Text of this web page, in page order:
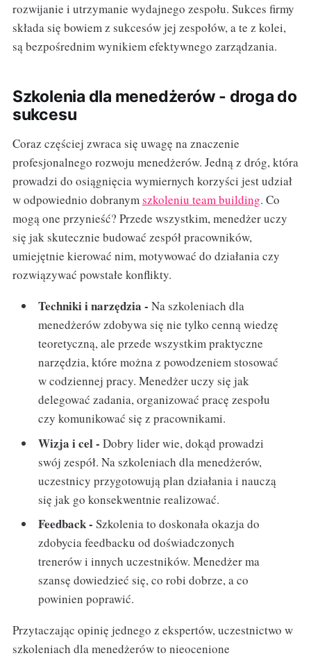
rozwijanie i utrzymanie wydajnego zespołu. Sukces firmy
składa się bowiem z sukcesów jej zespołów, a te z kolei,
są bezpośrednim wynikiem efektywnego zarządzania.
Szkolenia dla menedżerów - droga do
sukcesu
Coraz częściej zwraca się uwagę na znaczenie
profesjonalnego rozwoju menedżerów. Jedną z dróg, która
prowadzi do osiągnięcia wymiernych korzyści jest udział
w odpowiednio dobranymszkoleniu team building. Co
mogą one przynieść? Przede wszystkim, menedżer uczy
się jak skutecznie budować zespół pracowników,
umiejętnie kierować nim, motywować do działania czy
rozwiązywać powstałe konflikty.
Techniki i narzędzia -Na szkoleniach dla
menedżerów zdobywa się nie tylko cenną wiedzę
teoretyczną, ale przede wszystkim praktyczne
narzędzia, które można z powodzeniem stosować
w codziennej pracy. Menedżer uczy się jak
delegować zadania, organizować pracę zespołu
czy komunikować się z pracownikami.
Wizja i cel -Dobry lider wie, dokąd prowadzi
swój zespół. Na szkoleniach dla menedżerów,
uczestnicy przygotowują plan działania i nauczą
się jak go konsekwentnie realizować.
Feedback -Szkolenia to doskonała okazja do
zdobycia feedbacku od doświadczonych
trenerów i innych uczestników. Menedżer ma
szansę dowiedzieć się, co robi dobrze, a co
powinien poprawić.
Przytaczając opinię jednego z ekspertów, uczestnictwo w
szkoleniach dla menedżerów to nieocenione